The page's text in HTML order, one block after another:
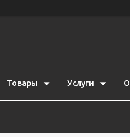
Товары Услуги